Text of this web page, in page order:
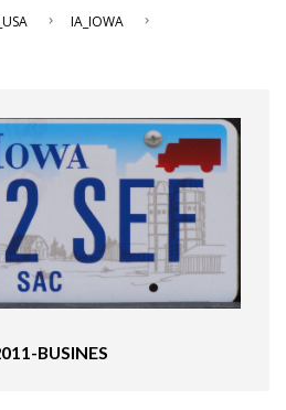
IA_IOWA
BUSINES